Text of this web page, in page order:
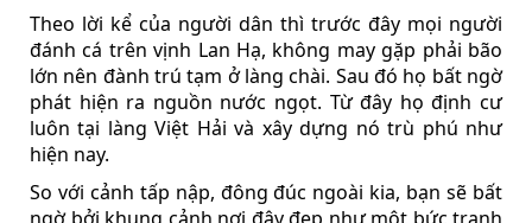
Theo lời kể của người dân thì trước đây mọi người
đánh cá trên vịnh Lan Hạ, không may gặp phải bão
lớn nên đành trú tạm ở làng chài. Sau đó họ bất ngờ
phát hiện ra nguồn nước ngọt. Từ đây họ định cư
luôn tại làng Việt Hải và xây dựng nó trù phú như
hiện nay.
So với cảnh tấp nập, đông đúc ngoài kia, bạn sẽ bất